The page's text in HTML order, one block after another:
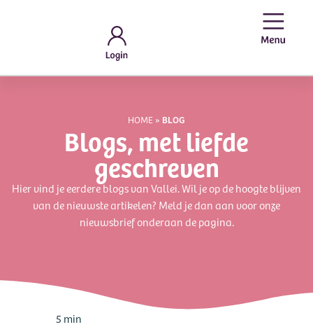
HOME» BLOG
Blogs, met liefde
geschreven
Hier vind je eerdere blogs van Vallei. Wil je op de hoogte blijven
van de nieuwste artikelen? Meld je dan aan voor onze
nieuwsbrief onderaan de pagina.
5 min